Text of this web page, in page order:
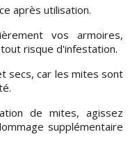
après utilisation.
vos armoires,
risque d'infestation.
secs, car les mites sont
de mites, agissez
supplémentaire